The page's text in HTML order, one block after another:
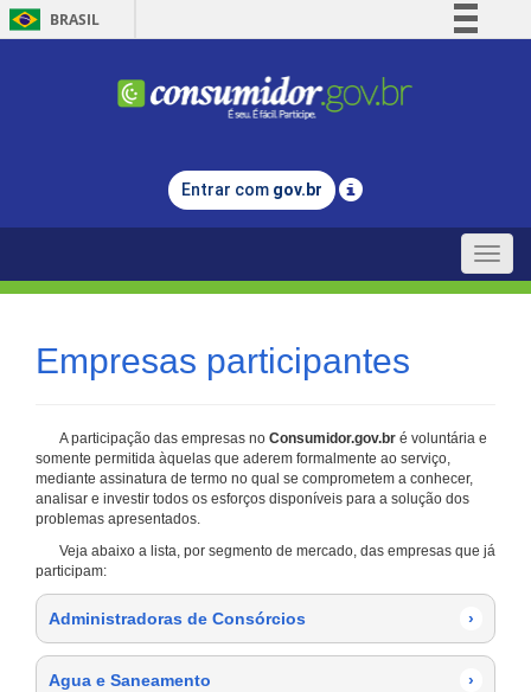
BRASIL
Comunica BR
Legislação
Entrar com gov.br
Toggle
Empresas participantes
A participação das empresas no Consumidor.gov.br é voluntária e
somente permitida àquelas que aderem formalmente ao serviço,
mediante assinatura de termo no qual se comprometem a conhecer,
analisar e investir todos os esforços disponíveis para a solução dos
problemas apresentados.
Veja abaixo a lista, por segmento de mercado, das empresas que já
participam:
Administradoras de Consórcios ›
Agua e Saneamento ›